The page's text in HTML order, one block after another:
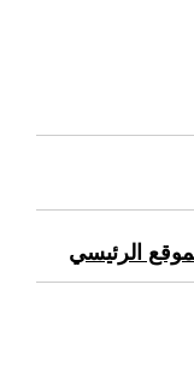
الرئيسي